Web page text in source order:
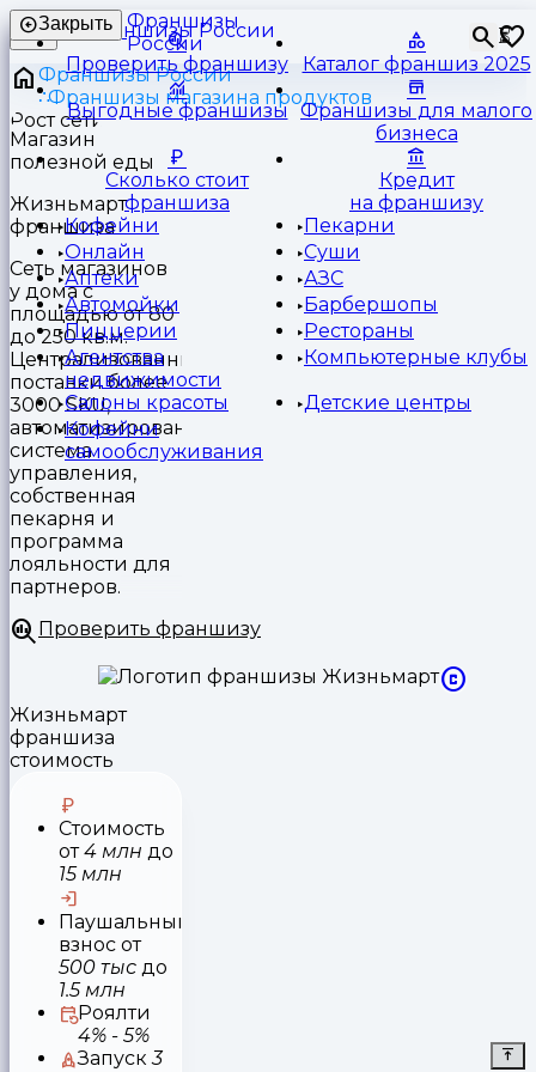
Франшизы
России
⏳
Закрыть
Проверить франшизу Каталог франшиз 2025
Выгодные франшизы Франшизы для малого
бизнеса
Сколько стоит
франшиза
Кредит
на франшизу
Кофейни
Пекарни
Онлайн
Суши
Аптеки
АЗС
Автомойки
Барбершопы
Пиццерии
Рестораны
Агентства
недвижимости
Компьютерные клубы
Салоны красоты
Детские центры
Кофейни
самообслуживания
Франшизы России
Франшизы магазина продуктов
Магазин
полезной еды
Жизньмарт
франшиза
Сеть магазинов
у дома с
площадью от 80
до 250 кв.м.
Централизованные
поставки более
3000 SKU,
автоматизированная
система
управления,
собственная
пекарня и
программа
лояльности для
партнеров.
Проверить франшизу
Жизньмарт
франшиза
стоимость
Стоимость
от4 млн до
15 млн
Паушальный
взнос от
500 тыс до
1.5 млн
Роялти
4% - 5%
Запуск3